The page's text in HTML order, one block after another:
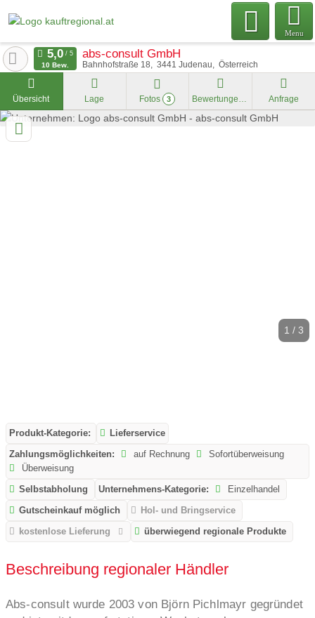
Menu
abs-consult GmbH
Bahnhofstraße 18 3441 Judenau Österreich
10 Bew.
Übersicht Lage Fotos 3 Bewertungen Anfrage
1 / 3
Produkt-Kategorie:
Lieferservice
Zahlungsmöglichkeiten:
auf Rechnung
Sofortüberweisung
Überweisung
Selbstabholung
Unternehmens-Kategorie:
Einzelhandel
Gutscheinkauf möglich
Hol- und Bringservice
kostenlose Lieferung
überwiegend regionale Produkte
Beschreibung regionaler Händler
Abs-consult wurde 2003 von Björn Pichlmayr gegründet